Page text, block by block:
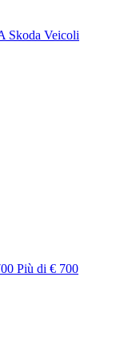
Skoda Veicoli
Più di € 700